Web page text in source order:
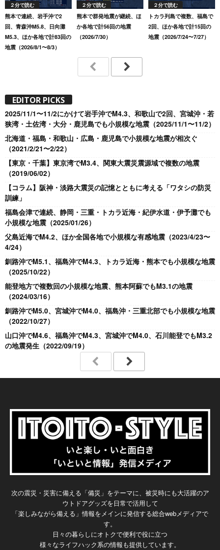
２分で読む
熊本で連続、岩手沖で2
回、青森沖M5.8、日向灘
M5.3、ほか各地で計83回の
地震（2026/8/1〜8/3）
２分で読む
熊本で群発地震が継続、ほ
か各地で計56回の地震
（2026/7/30）
２分で読む
トカラ列島で複数、福島で
2回、ほか各地で計15回の
地震（2026/7/24〜7/27）
EDITOR PICKS
2025/11/1〜11/2にかけて岩手沖でM4.3、和歌山で2回、宮城沖・若
狭湾・土佐湾・大分・鹿児島でも小規模な地震（2025/11/1〜11/2）
北海道・福島・和歌山・広島・鹿児島で小規模な地震が相次ぐ
（2021/2/21〜2/22）
【東京・千葉】東京湾でM3.4、関東大震災震源域で複数の地震
（2019/06/02）
【コラム】阪神・淡路大震災の記憶とともに考える「ワタシの防災
訓練」
福島会津で連続、静岡・三重・トカラ近海・紀伊水道・伊予灘でも
小規模な地震（2025/01/26）
父島近海でM4.2、ほか全国各地で小規模な有感地震（2023/4/23〜
4/24）
釧路沖でM5.1、福島沖でM4.3、トカラ近海・熊本でも小規模な地震
（2025/10/22）
能登地方で複数回の小規模な地震、熊本阿蘇でもM3.1の地震
（2024/03/16）
釧路沖でM5.0、宮城沖でM4.0、福島沖・三重北部でも小規模な地震
（2022/10/27）
山口沖でM4.6、福島沖でM4.3、宮城沖でM4.0、石川能登でもM3.2
の地震発生（2022/09/19）
次の震災・災害に備える「備災」をテーマに、被災時にも大活躍のア
ウトドアグッズを日常で活用して
「楽しみながら備える」情報をメインに発信する総合webメディアで
す。
日々の暮らしにオトクで便利で役に立つ
様々なライフハック系の情報も提供しています。